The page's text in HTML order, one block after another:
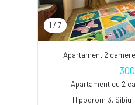
1 / 7
Apartament 2
Apartament cu 2
Hipodrom 3, Sibiu